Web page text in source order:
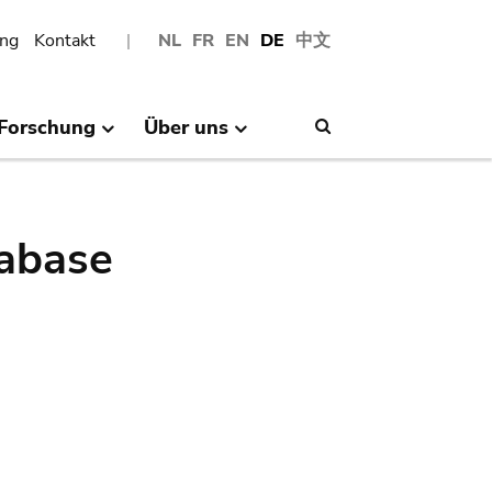
NL FR EN DE 中文
Kontakt
Über uns